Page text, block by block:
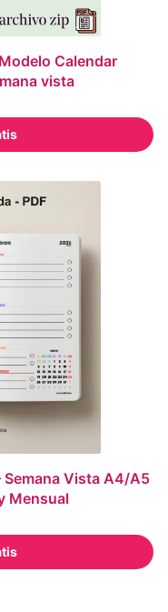
Calendar
vista
Semana Vista A4/A5
Mensual